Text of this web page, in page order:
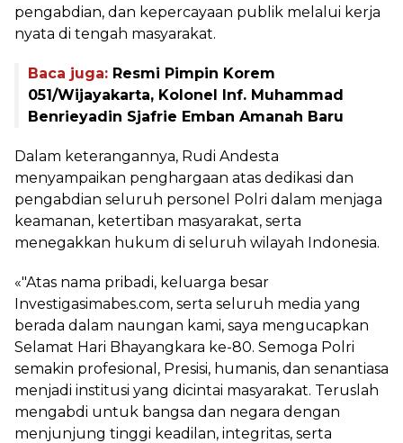
pengabdian, dan kepercayaan publik melalui kerja
nyata di tengah masyarakat.
Baca juga: Resmi Pimpin Korem
051/Wijayakarta, Kolonel Inf. Muhammad
Benrieyadin Sjafrie Emban Amanah Baru
Dalam keterangannya, Rudi Andesta
menyampaikan penghargaan atas dedikasi dan
pengabdian seluruh personel Polri dalam menjaga
keamanan, ketertiban masyarakat, serta
menegakkan hukum di seluruh wilayah Indonesia.
«"Atas nama pribadi, keluarga besar
Investigasimabes.com, serta seluruh media yang
berada dalam naungan kami, saya mengucapkan
Selamat Hari Bhayangkara ke-80. Semoga Polri
semakin profesional, Presisi, humanis, dan senantiasa
menjadi institusi yang dicintai masyarakat. Teruslah
mengabdi untuk bangsa dan negara dengan
menjunjung tinggi keadilan, integritas, serta